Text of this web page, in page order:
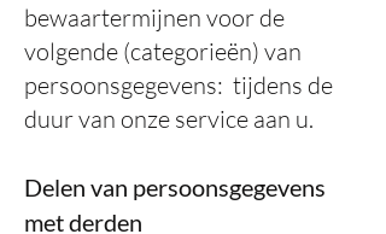
bewaartermijnen voor de
volgende (categorieën) van
persoonsgegevens: tijdens de
duur van onze service aan u.
Delen van persoonsgegevens
met derden